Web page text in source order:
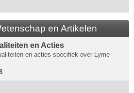
en Artikelen
en Acties
en acties specifiek over Lyme-